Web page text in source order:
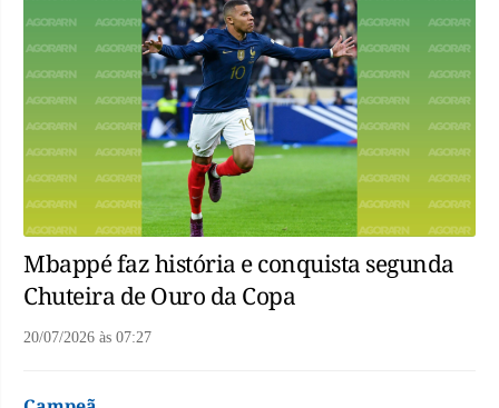
Mbappé faz história e conquista segunda
Chuteira de Ouro da Copa
20/07/2026 às 07:27